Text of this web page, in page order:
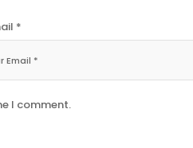
*
I comment.